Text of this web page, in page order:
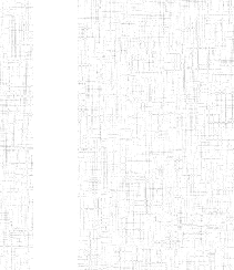
ENIEG DE
NKONGSAMBA
ENIEG DE
YABASSI
ENBIEG
D'EDEA